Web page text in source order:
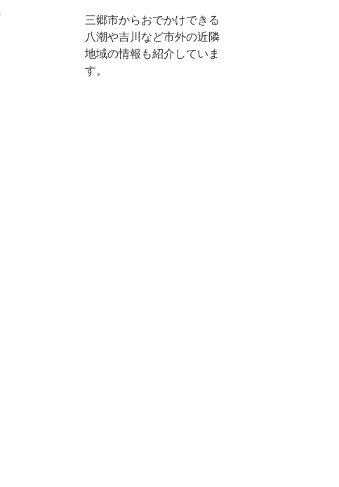
三郷市からおでかけできる
八潮や吉川など市外の近隣
地域の情報も紹介していま
す。